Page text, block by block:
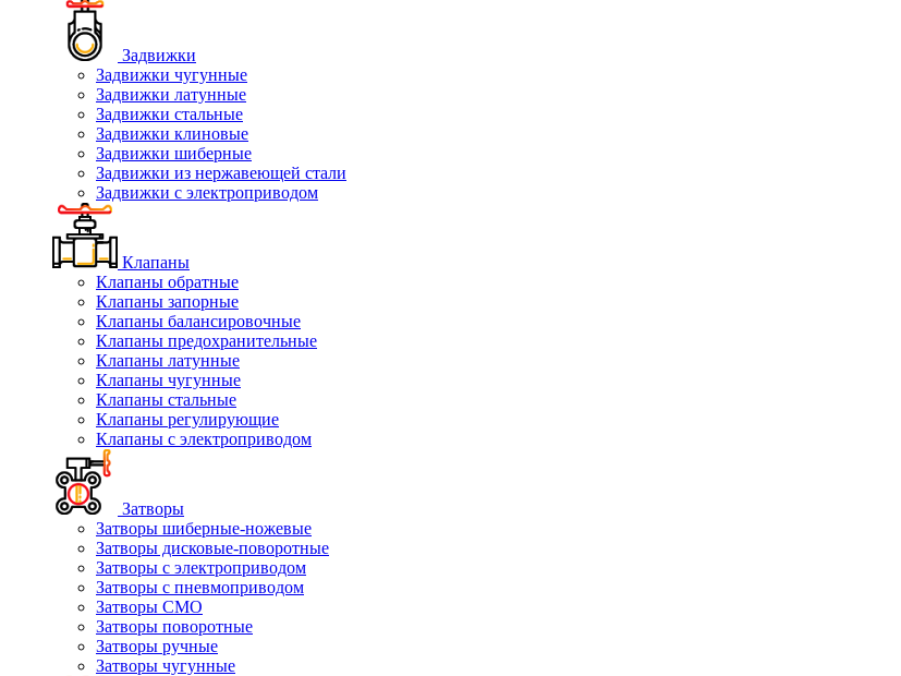
Задвижки
Задвижки чугунные
Задвижки латунные
Задвижки стальные
Задвижки клиновые
Задвижки шиберные
Задвижки из нержавеющей стали
Задвижки с электроприводом
Клапаны
Клапаны обратные
Клапаны запорные
Клапаны балансировочные
Клапаны предохранительные
Клапаны латунные
Клапаны чугунные
Клапаны стальные
Клапаны регулирующие
Клапаны с электроприводом
Затворы
Затворы шиберные-ножевые
Затворы дисковые-поворотные
Затворы с электроприводом
Затворы с пневмоприводом
Затворы СМО
Затворы поворотные
Затворы ручные
Затворы чугунные